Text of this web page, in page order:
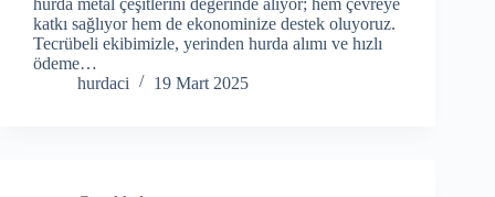
hurda metal çeşitlerini değerinde alıyor; hem çevreye
katkı sağlıyor hem de ekonominize destek oluyoruz.
Tecrübeli ekibimizle, yerinden hurda alımı ve hızlı
ödeme…
hurdaci
19 Mart 2025